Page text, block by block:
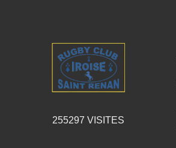
255297 VISITES